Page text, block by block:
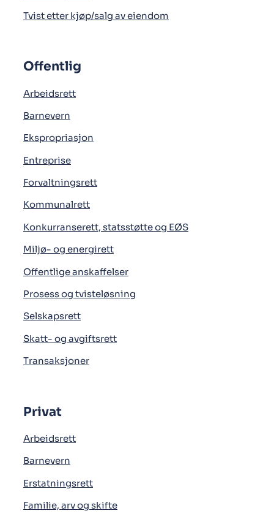
Tvist etter kjøp/salg av eiendom
Offentlig
Arbeidsrett
Barnevern
Ekspropriasjon
Entreprise
Forvaltningsrett
Kommunalrett
Konkurranserett, statsstøtte og EØS
Miljø- og energirett
Offentlige anskaffelser
Prosess og tvisteløsning
Selskapsrett
Skatt- og avgiftsrett
Transaksjoner
Privat
Arbeidsrett
Barnevern
Erstatningsrett
Familie, arv og skifte